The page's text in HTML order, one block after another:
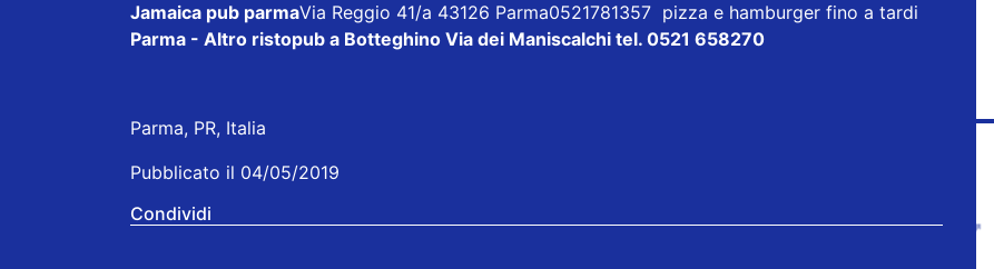
Jamaica pub parmaVia Reggio 41/a 43126 Parma0521781357 pizza e hamburger fino a tardi
Parma - Altro ristopub a Botteghino Via dei Maniscalchi tel. 0521 658270
Parma, PR, Italia
Pubblicato il 04/05/2019
Condividi